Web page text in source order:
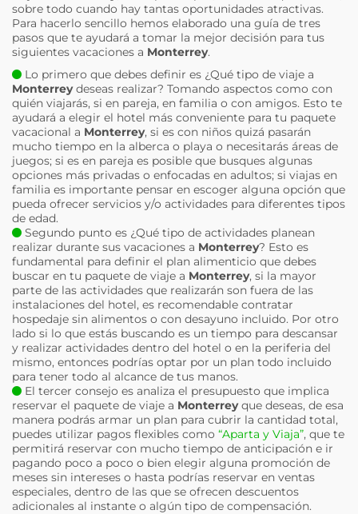
sobre todo cuando hay tantas oportunidades atractivas.
Para hacerlo sencillo hemos elaborado una guía de tres
pasos que te ayudará a tomar la mejor decisión para tus
siguientes vacaciones a Monterrey.
Lo primero que debes definir es ¿Qué tipo de viaje a
Monterreydeseas realizar? Tomando aspectos como con
quién viajarás, si en pareja, en familia o con amigos. Esto te
ayudará a elegir el hotel más conveniente para tu paquete
vacacional a Monterrey, si es con niños quizá pasarán
mucho tiempo en la alberca o playa o necesitarás áreas de
juegos; si es en pareja es posible que busques algunas
opciones más privadas o enfocadas en adultos; si viajas en
familia es importante pensar en escoger alguna opción que
pueda ofrecer servicios y/o actividades para diferentes tipos
de edad.
Segundo punto es ¿Qué tipo de actividades planean
realizar durante sus vacaciones a Monterrey? Esto es
fundamental para definir el plan alimenticio que debes
buscar en tu paquete de viaje a Monterrey, si la mayor
parte de las actividades que realizarán son fuera de las
instalaciones del hotel, es recomendable contratar
hospedaje sin alimentos o con desayuno incluido. Por otro
lado si lo que estás buscando es un tiempo para descansar
y realizar actividades dentro del hotel o en la periferia del
mismo, entonces podrías optar por un plan todo incluido
para tener todo al alcance de tus manos.
El tercer consejo es analiza el presupuesto que implica
reservar el paquete de viaje a Monterreyque deseas, de esa
manera podrás armar un plan para cubrir la cantidad total,
puedes utilizar pagos flexibles como “Aparta y Viaja”, que te
permitirá reservar con mucho tiempo de anticipación e ir
pagando poco a poco o bien elegir alguna promoción de
meses sin intereses o hasta podrías reservar en ventas
especiales, dentro de las que se ofrecen descuentos
adicionales al instante o algún tipo de compensación.